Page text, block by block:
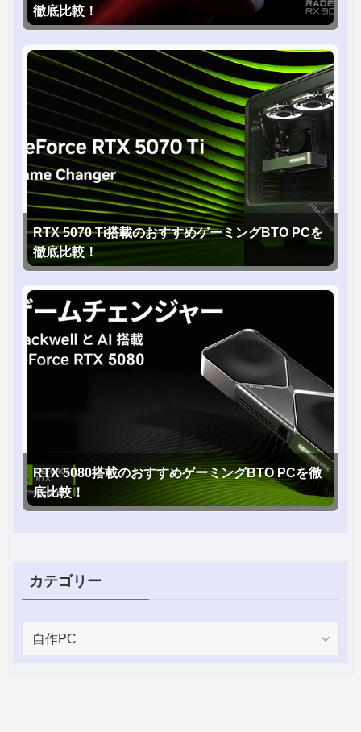
徹底比較！
RTX 5070 Ti搭載のおすすめゲーミングBTO PCを
徹底比較！
RTX 5080搭載のおすすめゲーミングBTO PCを徹
底比較！
カテゴリー